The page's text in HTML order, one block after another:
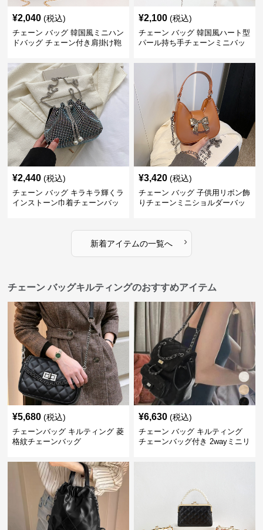
¥2,040 (税込)
チェーン バッグ 韓国風ミニハン
ドバッグ チェーン付き肩掛け鞄
¥2,100 (税込)
チェーン バッグ 韓国風ハート型
パール持ち手チェーンミニバッ
¥2,440 (税込)
チェーン バッグ キラキラ輝くラ
インストーン巾着チェーンバッ
¥3,420 (税込)
チェーン バッグ 子供用リボン飾
りチェーンミニショルダーバッ
新着アイテムの一覧へ ›
チェーン バッグキルティングのおすすめアイテム
¥5,680 (税込)
チェーンバッグ キルティング 菱
格紋チェーンバッグ
¥6,630 (税込)
チェーン バッグ キルティング
チェーンバッグ付き 2wayミニリ